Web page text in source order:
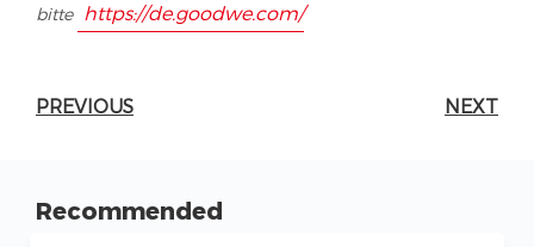
bitte https://de.goodwe.com/
PREVIOUS NEXT
Recommended